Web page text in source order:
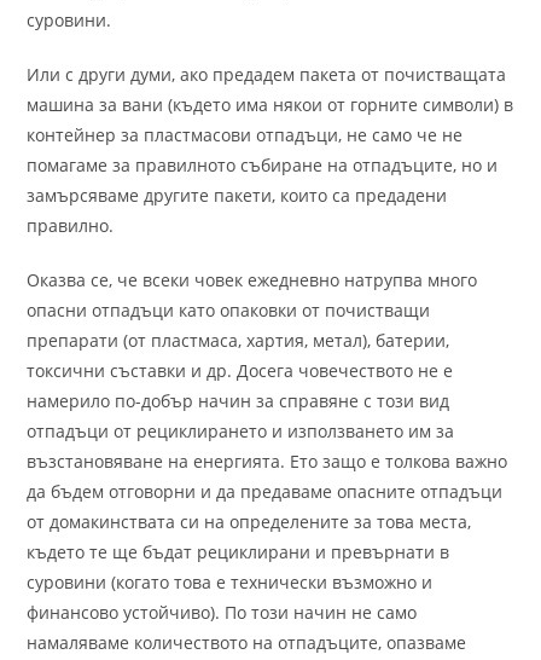
суровини.
Или с други думи, ако предадем пакета от почистващата
машина за вани (където има някои от горните символи) в
контейнер за пластмасови отпадъци, не само че не
помагаме за правилното събиране на отпадъците, но и
замърсяваме другите пакети, които са предадени
правилно.
Оказва се, че всеки човек ежедневно натрупва много
опасни отпадъци като опаковки от почистващи
препарати (от пластмаса, хартия, метал), батерии,
токсични съставки и др. Досега човечеството не е
намерило по-добър начин за справяне с този вид
отпадъци от рециклирането и използването им за
възстановяване на енергията. Ето защо е толкова важно
да бъдем отговорни и да предаваме опасните отпадъци
от домакинствата си на определените за това места,
където те ще бъдат рециклирани и превърнати в
суровини (когато това е технически възможно и
финансово устойчиво). По този начин не само
намаляваме количеството на отпадъците, опазваме